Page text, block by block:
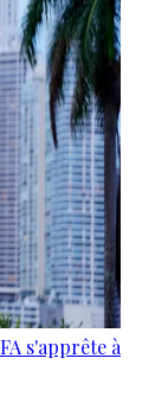
s'apprête à